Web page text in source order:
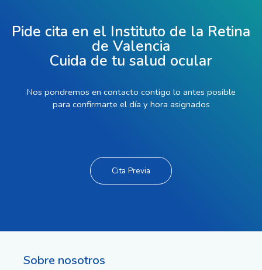
Pide cita en el Instituto de la Retina
de Valencia
Cuida de tu salud ocular
Nos pondremos en contacto contigo lo antes posible
para confirmarte el día y hora asignados
Cita Previa
Sobre nosotros